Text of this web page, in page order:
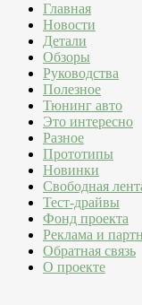
Главная
Новости
Детали
Обзоры
Руководства
Полезное
Тюнинг авто
Это интересно
Разное
Прототипы
Новинки
Свободная
Тест-драйвы
Фонд проекта
Реклама и
Обратная связь
О проекте